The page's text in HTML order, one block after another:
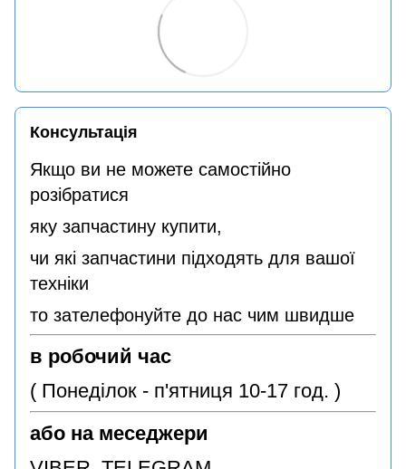
Консультація
Якщо ви не можете самостійно
розібратися
яку запчастину купити,
чи які запчастини підходять для вашої
техніки
то зателефонуйте до нас чим швидше
в робочий час
( Понеділок - п'ятниця 10-17 год. )
або на меседжери